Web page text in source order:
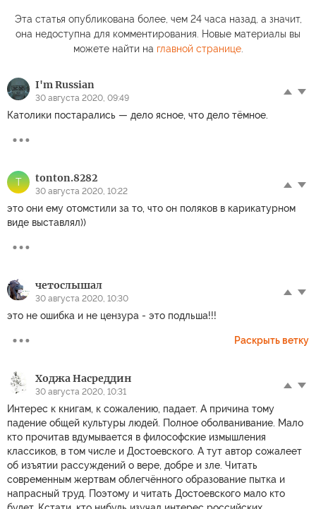
Эта статья опубликована более, чем 24 часа назад, а значит,
она недоступна для комментирования. Новые материалы вы
можете найти на главной странице.
I'm Russian
30 августа 2020, 09:49
Католики постарались — дело ясное, что дело тёмное.
T tonton.8282
30 августа 2020, 10:22
это они ему отомстили за то, что он поляков в карикатурном
виде выставлял))
четослышал
30 августа 2020, 10:30
это не ошибка и не цензура - это подльша!!!
Раскрыть ветку
Ходжа Насреддин
30 августа 2020, 10:31
Интерес к книгам, к сожалению, падает. А причина тому
падение общей культуры людей. Полное оболванивание. Мало
кто прочитав вдумывается в философские измышления
классиков, в том числе и Достоевского. А тут автор сожалеет
об изъятии рассуждений о вере, добре и зле. Читать
современным жертвам облегчённого образование пытка и
напрасный труд. Поэтому и читать Достоевского мало кто